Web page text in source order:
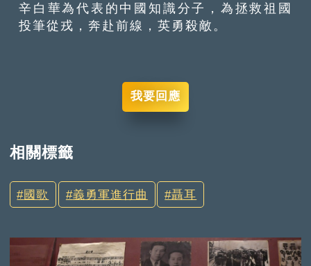
辛白華為代表的中國知識分子，為拯救祖國
投筆從戎，奔赴前線，英勇殺敵。
我要回應
相關標籤
國歌 義勇軍進行曲 聶耳